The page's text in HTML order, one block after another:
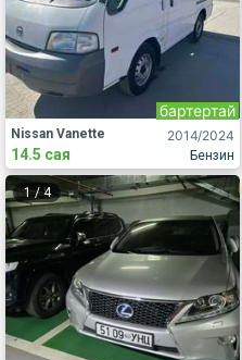
2014/2024
Бензин
бартертай
Nissan Vanette
14.5 сая
1 /4